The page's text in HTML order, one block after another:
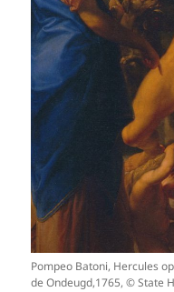
Pompeo Batoni, Hercules
de Ondeugd,1765, © State